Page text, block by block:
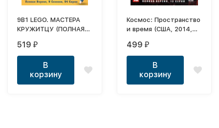
9В1 LEGO. МАСТЕРА
КРУЖИТЦУ (ПОЛНАЯ
94 СЕРИИ)
519 ₽
В
корзину
Космос: Пространство
и время (США, 2014,
серий)
499 ₽
В
корзину